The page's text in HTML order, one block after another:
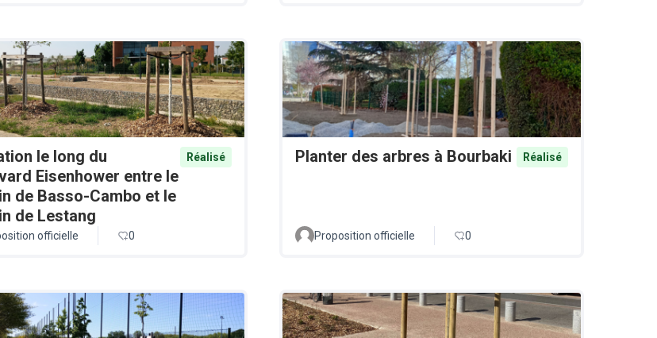
le long du
Eisenhower entre le
de Basso-Cambo et le
de Lestang
Réalisé
officielle 0
Planter des arbres à Bourbaki Réalisé
Proposition officielle 0